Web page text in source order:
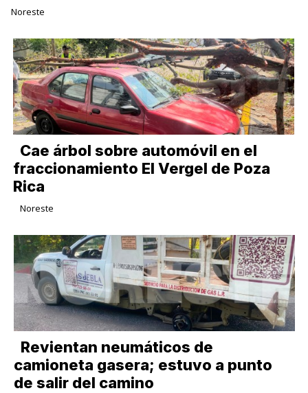
Noreste
Cae árbol sobre automóvil en el
fraccionamiento El Vergel de Poza
Rica
Noreste
Revientan neumáticos de
camioneta gasera; estuvo a punto
de salir del camino